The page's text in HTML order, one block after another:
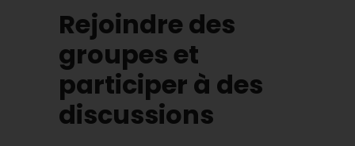
Rejoindre des
groupes et
participer à des
discussions